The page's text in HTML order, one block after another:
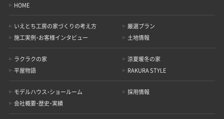
HOME
いえとち工房の家づくりの考え方
施工実例・お客様インタビュー
厳選プラン
土地情報
ラクラクの家
平屋物語
涼夏暖冬の家
RAKURA STYLE
モデルハウス・ショールーム
会社概要・歴史・実績
採用情報